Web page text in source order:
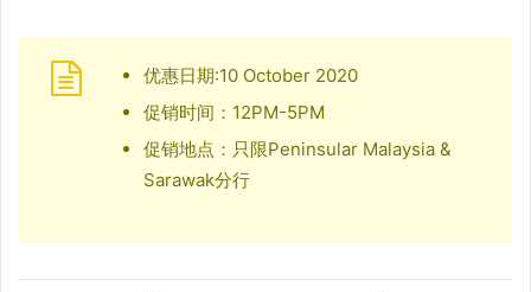
优惠日期:10 October 2020
促销时间：12PM-5PM
促销地点：只限Peninsular Malaysia &
Sarawak分行